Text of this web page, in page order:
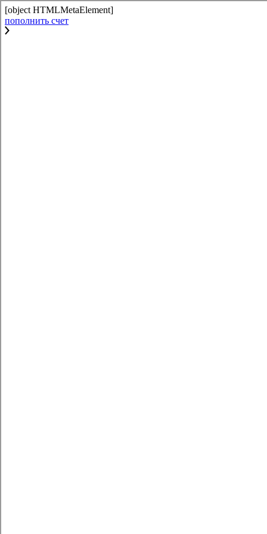
[object HTMLMetaElement]
пополнить счет